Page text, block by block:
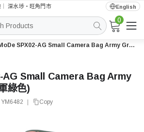
｜深水埗・旺角門市 English
0
A-MoDe SPX02-AG Small Camera Bag Army Green 相機包 (軍綠色)
AG Small Camera Bag Army
綠色)
YM6482 Copy